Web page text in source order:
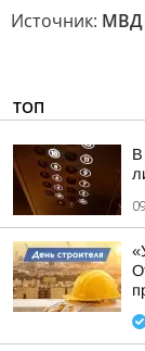
Источник: МВД
ТОП
В